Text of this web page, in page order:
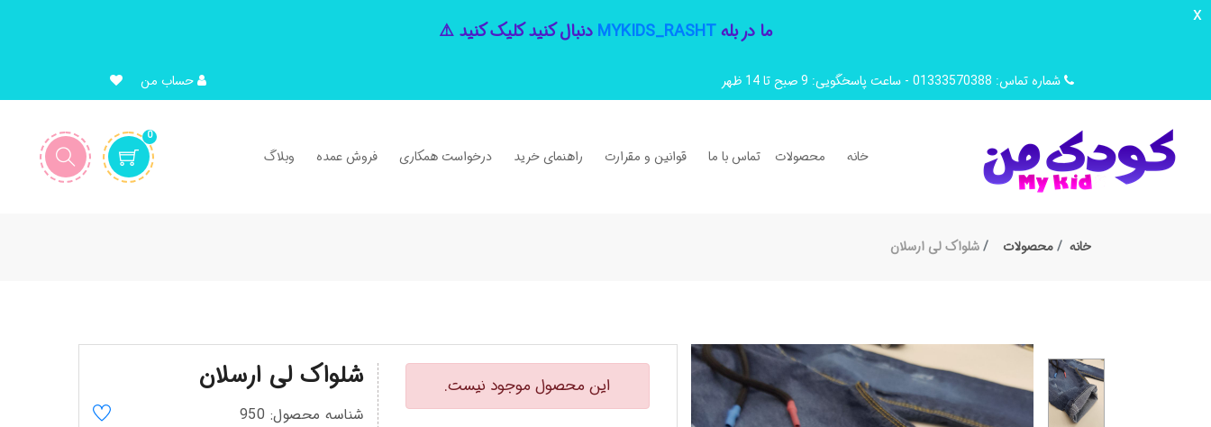
ما در بلهMYKIDS_RASHT دنبال کنید کلیک کنید ⚠️
x
حساب من شماره تماس: 01333570388 - ساعت پاسخگویی: 9 صبح تا 14 ظهر
0
خانه محصولات تماس با ما قوانین و مقرارت راهنمای خرید درخواست همکاری فروش عمده وبلاگ
خانه محصولات شلواک لی ارسلان
این محصول موجود نیست. شلواک لی ارسلان
شناسه محصول: 950